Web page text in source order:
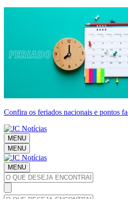
Confira os feriados nacionais e pontos
MENU
MENU
MENU